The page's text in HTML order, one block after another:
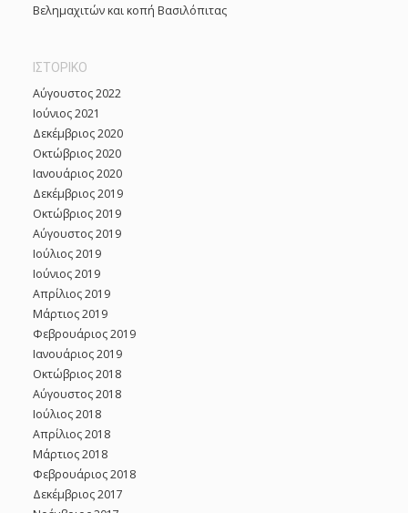
Βελημαχιτών και κοπή Βασιλόπιτας
ΙΣΤΟΡΙΚΌ
Αύγουστος 2022
Ιούνιος 2021
Δεκέμβριος 2020
Οκτώβριος 2020
Ιανουάριος 2020
Δεκέμβριος 2019
Οκτώβριος 2019
Αύγουστος 2019
Ιούλιος 2019
Ιούνιος 2019
Απρίλιος 2019
Μάρτιος 2019
Φεβρουάριος 2019
Ιανουάριος 2019
Οκτώβριος 2018
Αύγουστος 2018
Ιούλιος 2018
Απρίλιος 2018
Μάρτιος 2018
Φεβρουάριος 2018
Δεκέμβριος 2017